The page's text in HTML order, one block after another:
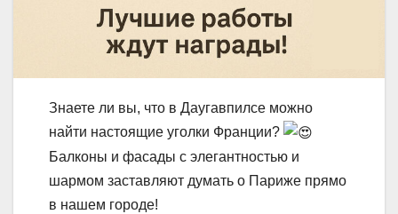
Знаете ли вы, что в Даугавпилсе можно
найти настоящие уголки Франции?
Балконы и фасады с элегантностью и
шармом заставляют думать о Париже прямо
в нашем городе!